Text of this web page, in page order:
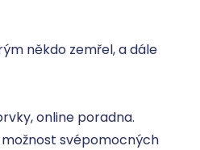
někdo zemřel, a dále
online poradna.
svépomocných